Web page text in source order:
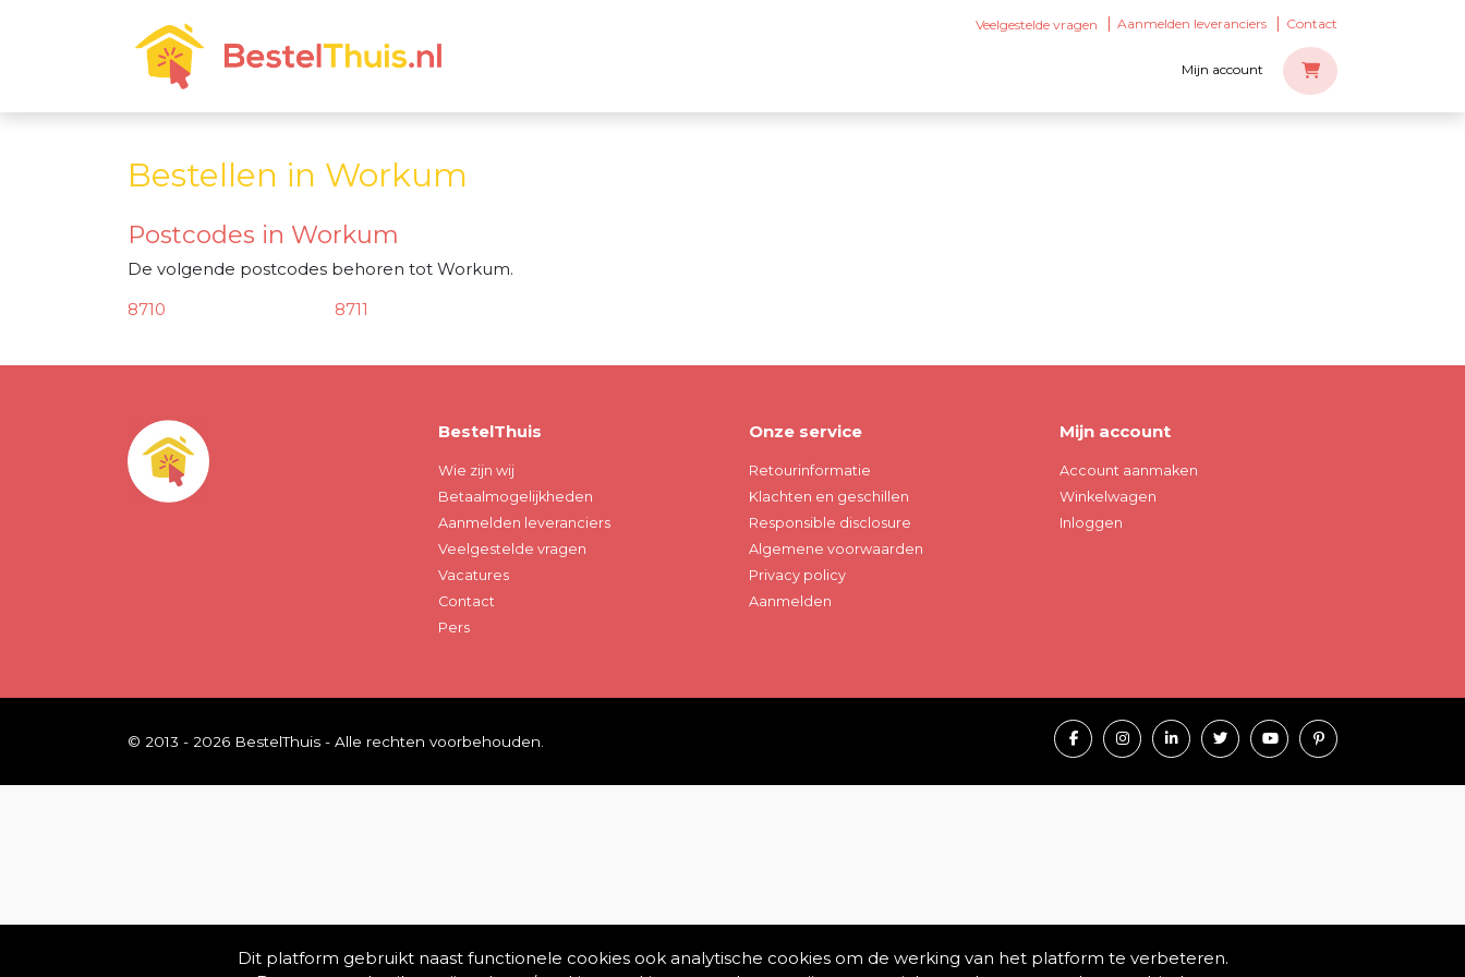
Veelgestelde vragen Aanmelden leveranciers Contact
Mijn account
Bestellen in Workum
Postcodes in Workum
De volgende postcodes behoren tot Workum.
8710
8711
BestelThuis
Wie zijn wij
Betaalmogelijkheden
Aanmelden leveranciers
Veelgestelde vragen
Vacatures
Contact
Pers
Onze service
Retourinformatie
Klachten en geschillen
Responsible disclosure
Algemene voorwaarden
Privacy policy
Aanmelden
Mijn account
Account aanmaken
Winkelwagen
Inloggen
© 2013 - 2026 BestelThuis - Alle rechten voorbehouden.
Dit platform gebruikt naast functionele cookies ook analytische cookies om de werking van het platform te verbeteren.